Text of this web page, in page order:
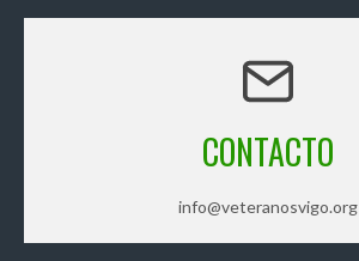
CONTACTO
info@veteranosvigo.org